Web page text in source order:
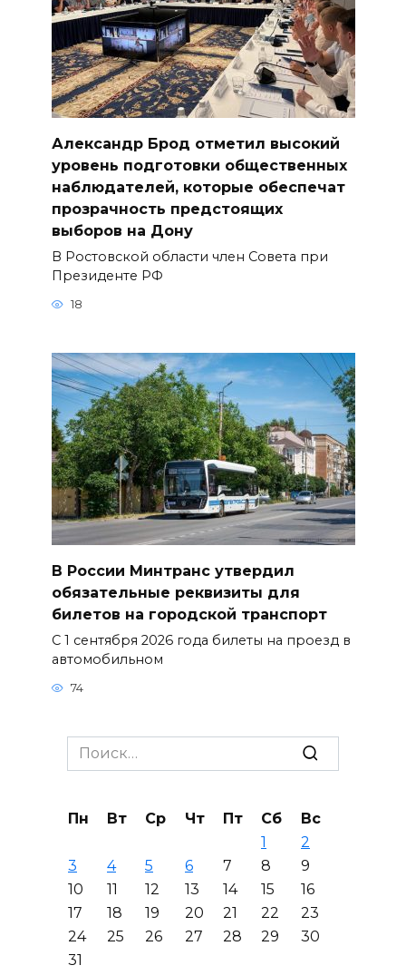
Александр Брод отметил высокий
уровень подготовки общественных
наблюдателей, которые обеспечат
прозрачность предстоящих
выборов на Дону
В Ростовской области член Совета при
Президенте РФ
18
В России Минтранс утвердил
обязательные реквизиты для
билетов на городской транспорт
С 1 сентября 2026 года билеты на проезд в
автомобильном
74
Search
for:
Пн Вт Ср Чт Пт Сб
Вс
1
2
3
4 5 6 7 8
9
10
11 12 13 14 15
16
17
18 19 20 21 22
23
24
25 26 27 28 29
30
31